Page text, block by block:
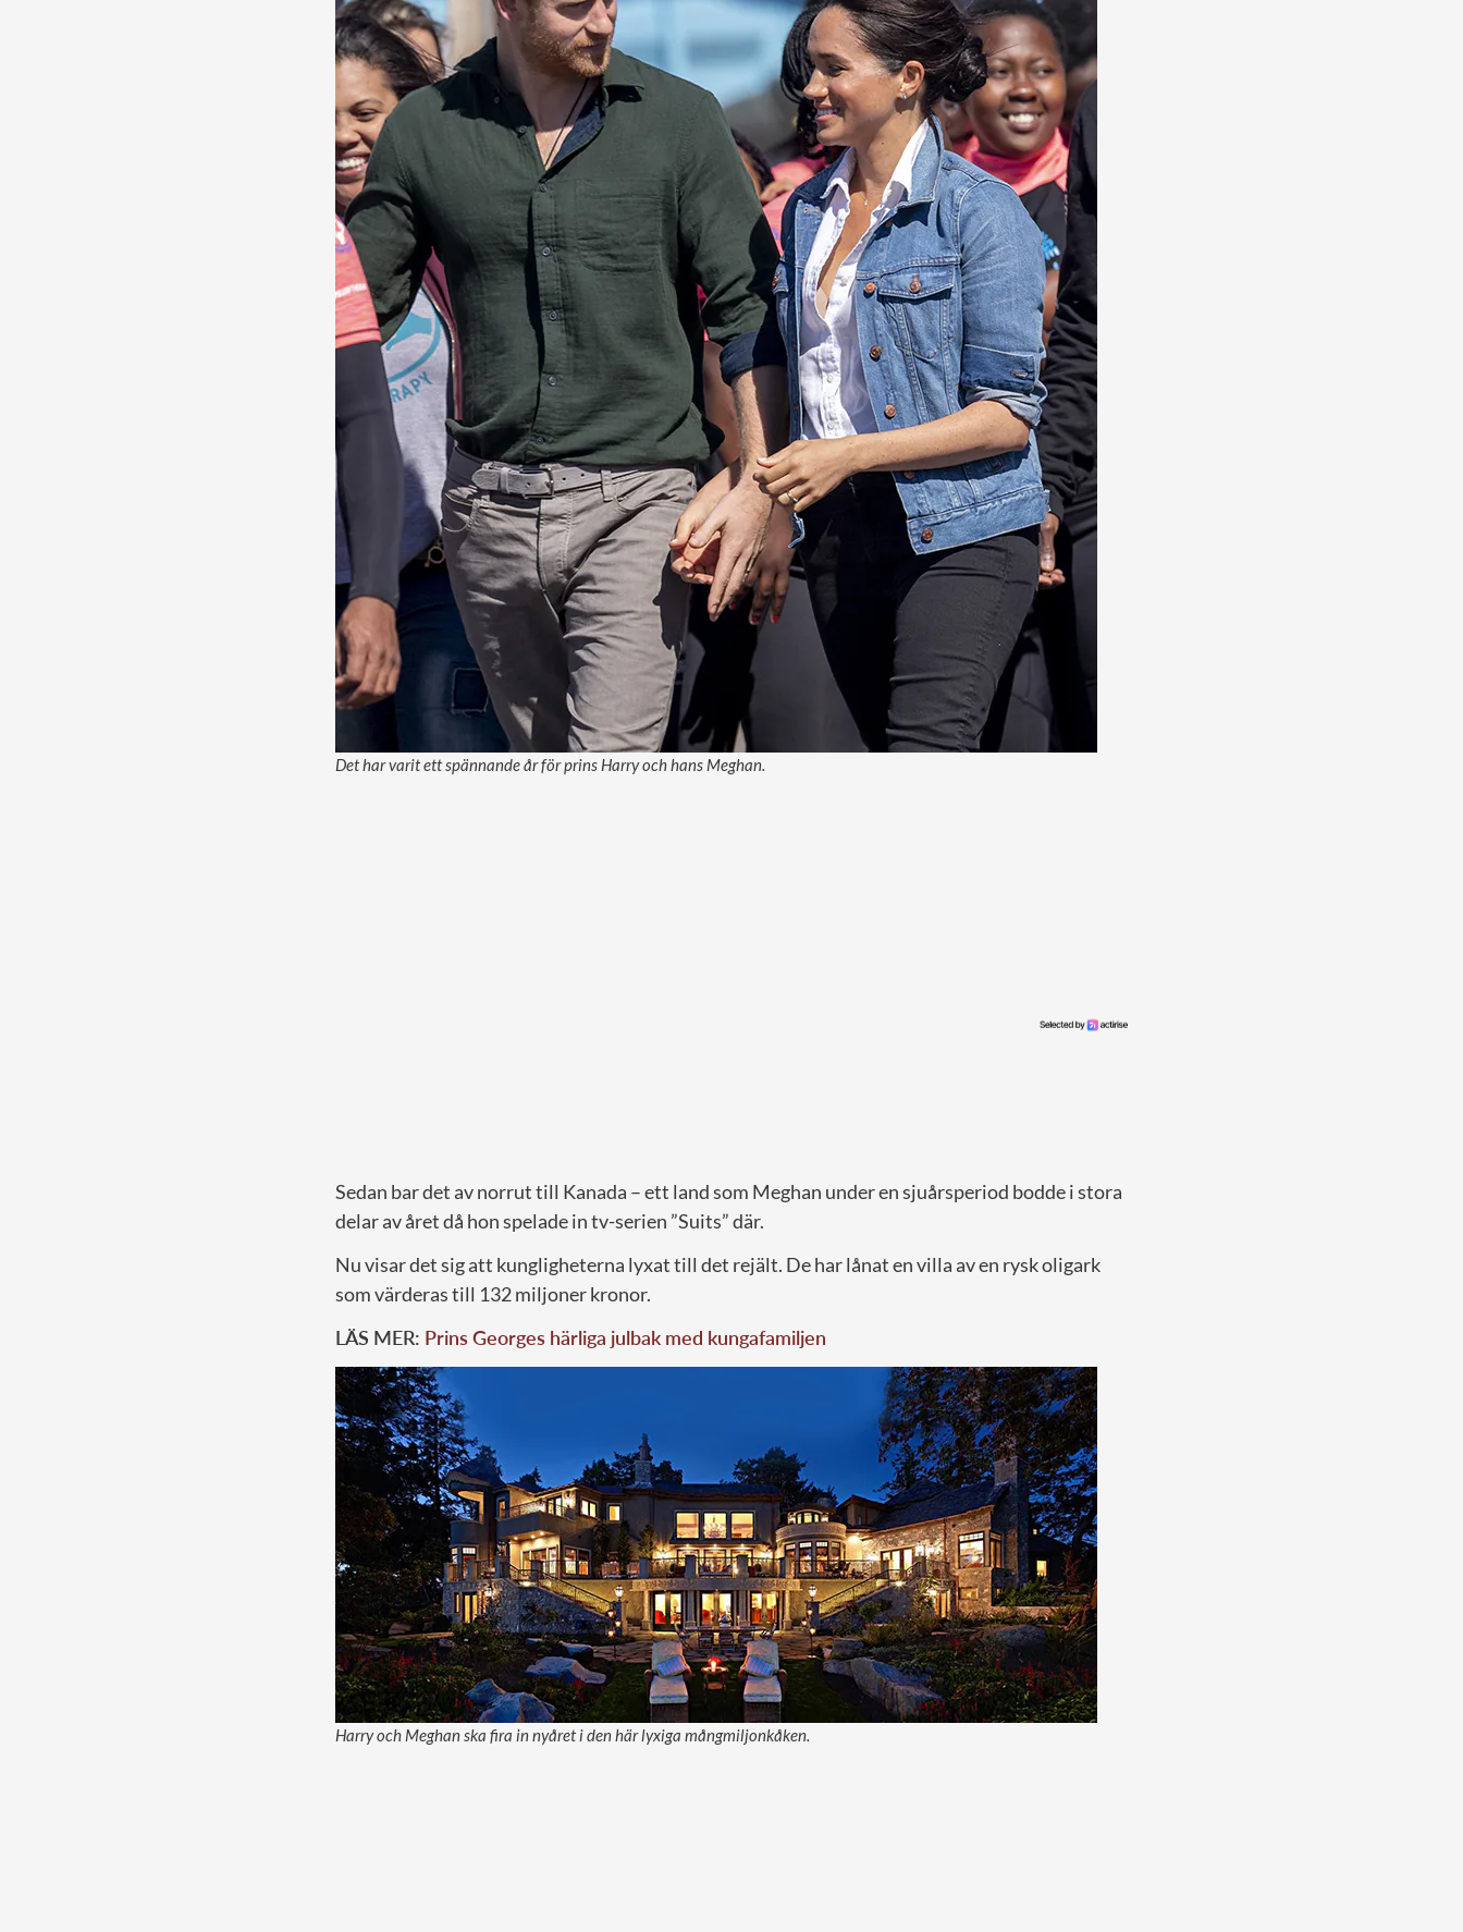
Det har varit ett spännande år för prins Harry och hans Meghan.
Sedan bar det av norrut till Kanada – ett land som Meghan under en sjuårsperiod bodde i stora
delar av året då hon spelade in tv-serien ”Suits” där.
Nu visar det sig att kungligheterna lyxat till det rejält. De har lånat en villa av en rysk oligark
som värderas till 132 miljoner kronor.
LÄS MER: Prins Georges härliga julbak med kungafamiljen
Harry och Meghan ska fira in nyåret i den här lyxiga mångmiljonkåken.